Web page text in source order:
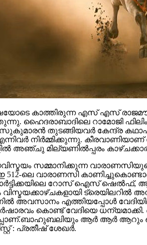
കാത്തിരുന്ന എസ് എസ്
ഹൈദരാബാദിലെ റാമോജി ഫിലിം
തുടങ്ങിയവർ കേന്ദ്ര
നിർമ്മിക്കുന്നു.
അഞ്ചു മില്യണിൽപ്പരം
സമ്മാനിക്കുന്ന വാരാണസിയുടെ
512-ലെ വാരാണസി
റോസ് ഐസ് ഷെല്‍ഫ്,
വിസ്മയക്കാഴ്ചകളായി
അവസാനം എത്തിയപ്പോൾ
കൊണ്ട് വേദിയെ
ആർ ആർ ആറും
: പ്രതീഷ് ശേഖർ.